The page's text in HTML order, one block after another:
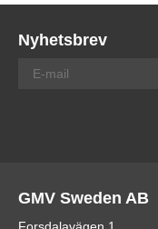
Nyhetsbrev
GMV Sweden AB